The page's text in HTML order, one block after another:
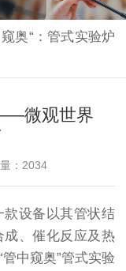
奥“：管式实验炉
微观世界
：2034
设备以其管状结
、催化反应及热
中窥奥”管式实验